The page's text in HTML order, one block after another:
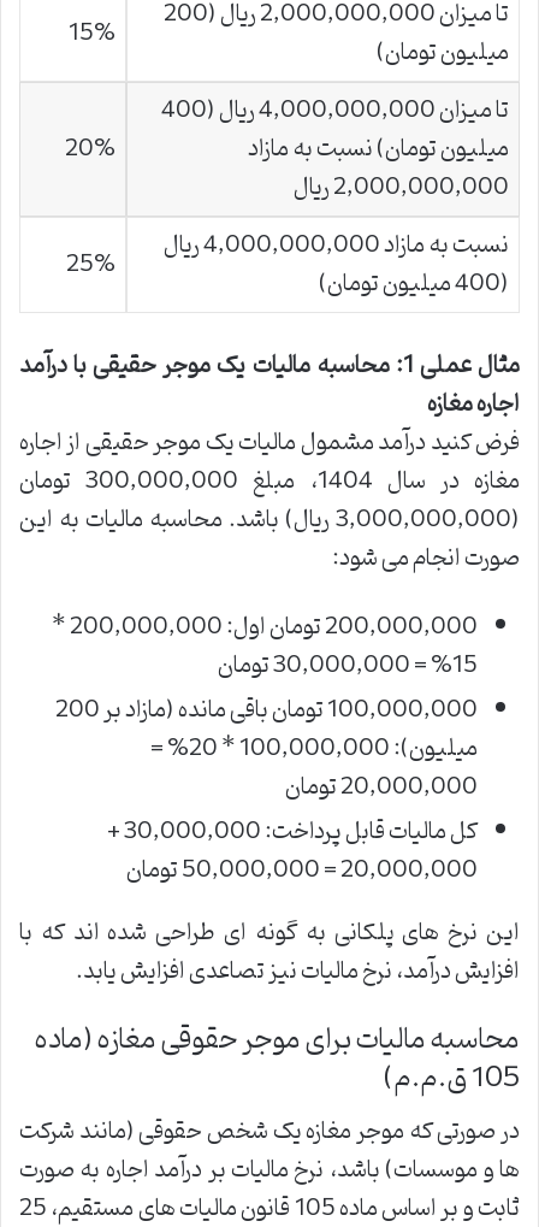
تا میزان 2,000,000,000 ریال (200
میلیون تومان)
15%
تا میزان 4,000,000,000 ریال (400
میلیون تومان) نسبت به مازاد
2,000,000,000 ریال
20%
نسبت به مازاد 4,000,000,000 ریال
(400 میلیون تومان)
25%
مثال عملی 1: محاسبه مالیات یک موجر حقیقی با درآمد
اجاره مغازه
فرض کنید درآمد مشمول مالیات یک موجر حقیقی از اجاره
مغازه در سال 1404، مبلغ 300,000,000 تومان
(3,000,000,000 ریال) باشد. محاسبه مالیات به این
صورت انجام می شود:
200,000,000 تومان اول: 200,000,000 *
15% = 30,000,000 تومان
100,000,000 تومان باقی مانده (مازاد بر 200
میلیون): 100,000,000 * 20% =
20,000,000 تومان
کل مالیات قابل پرداخت: 30,000,000 +
20,000,000 = 50,000,000 تومان
این نرخ های پلکانی به گونه ای طراحی شده اند که با
افزایش درآمد، نرخ مالیات نیز تصاعدی افزایش یابد.
محاسبه مالیات برای موجر حقوقی مغازه (ماده
105 ق.م.م)
در صورتی که موجر مغازه یک شخص حقوقی (مانند شرکت
ها و موسسات) باشد، نرخ مالیات بر درآمد اجاره به صورت
ثابت و بر اساس ماده 105 قانون مالیات های مستقیم، 25